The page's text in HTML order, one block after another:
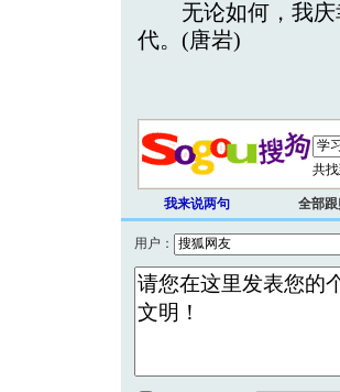
无论如何，我庆
代。(唐岩)
共找
我来说两句 全部
用户：